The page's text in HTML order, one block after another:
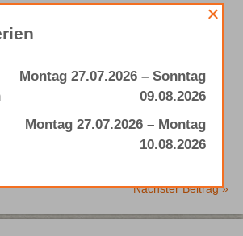
zahlreiche Interessierte bei uns am
und wir bedanken uns herzlich für
Dienstleistungen. Wir freuen uns
2017!
Nächster Beitrag »
Montag 27.07.2026 – Sonntag
09.08.2026
Montag 27.07.2026 – Montag
10.08.2026